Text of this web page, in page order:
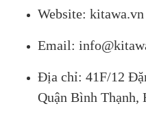
Website: kitawa.vn
Email:
Địa chỉ: 41F/12
Quận Bình Thạnh,